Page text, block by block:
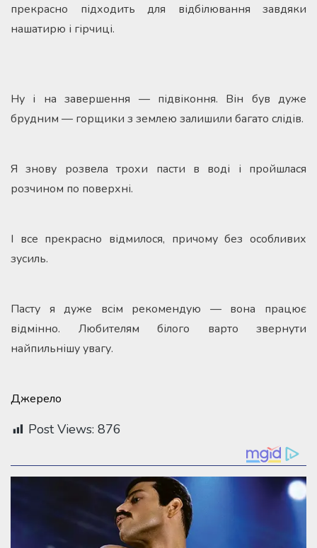
прекрасно підходить для відбілювання завдяки
нашатирю і гірчиці.
Ну і на завершення — підвіконня. Він був дуже
брудним — горщики з землею залишили багато слідів.
Я знову розвела трохи пасти в воді і пройшлася
розчином по поверхні.
І все прекрасно відмилося, причому без особливих
зусиль.
Пасту я дуже всім рекомендую — вона працює
відмінно. Любителям білого варто звернути
найпильнішу увагу.
Джерело
Post Views: 876